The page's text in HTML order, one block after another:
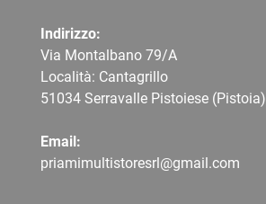
Indirizzo:
Via Montalbano 79/A
Località: Cantagrillo
51034 Serravalle Pistoiese (Pistoia)
Email:
priamimultistoresrl@gmail.com